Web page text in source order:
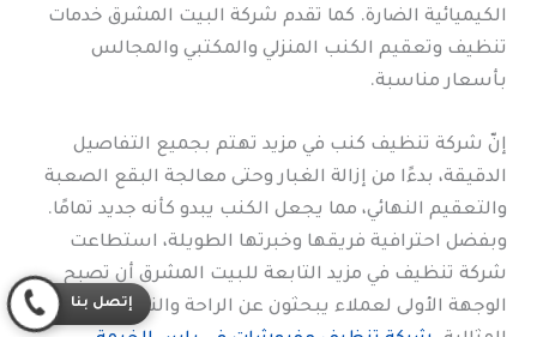
الكيميائية الضارة. كما تقدم شركة البيت المشرق خدمات
تنظيف وتعقيم الكنب المنزلي والمكتبي والمجالس
بأسعار مناسبة.
إنّ شركة تنظيف كنب في مزيد تهتم بجميع التفاصيل
الدقيقة، بدءًا من إزالة الغبار وحتى معالجة البقع الصعبة
والتعقيم النهائي، مما يجعل الكنب يبدو كأنه جديد تمامًا.
وبفضل احترافية فريقها وخبرتها الطويلة، استطاعت
شركة تنظيف في مزيد التابعة للبيت المشرق أن تصبح
الوجهة الأولى لعملاء يبحثون عن الراحة والنظافةإتصل بنا